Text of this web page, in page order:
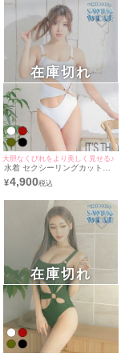
大胆なくびれをより美しく見せる♪
水着 セクシーリングカットワ
ンカラーモノキニビキニ
¥4,900
在庫切れ
在庫切れ